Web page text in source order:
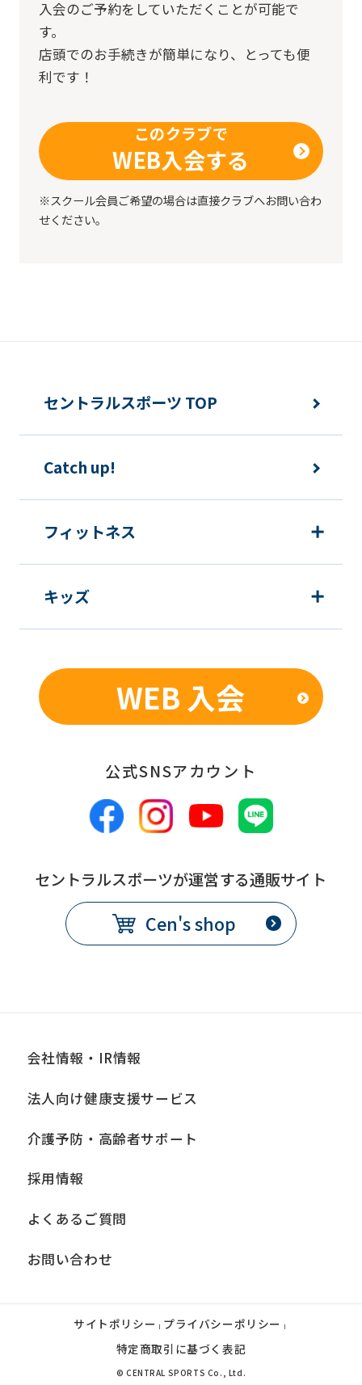
入会のご予約をしていただくことが可能で
す。
店頭でのお手続きが簡単になり、とっても便
利です！
このクラブで
WEB入会する
※スクール会員ご希望の場合は直接クラブへお問い合わ
せください。
of
website
translated
mechanically,
so
it
accurate
The
from
ask
fully
understand
before
using
the
Automatic
セントラルスポーツ TOP
Catch up!
フィットネス
キッズ
WEB 入会
公式SNSアカウント
セントラルスポーツが運営する通販サイト
Cen's shop
会社情報・IR情報
法人向け健康支援サービス
介護予防・高齢者サポート
採用情報
よくあるご質問
お問い合わせ
サイトポリシー | プライバシーポリシー |
特定商取引に基づく表記
© CENTRAL SPORTS Co., Ltd.